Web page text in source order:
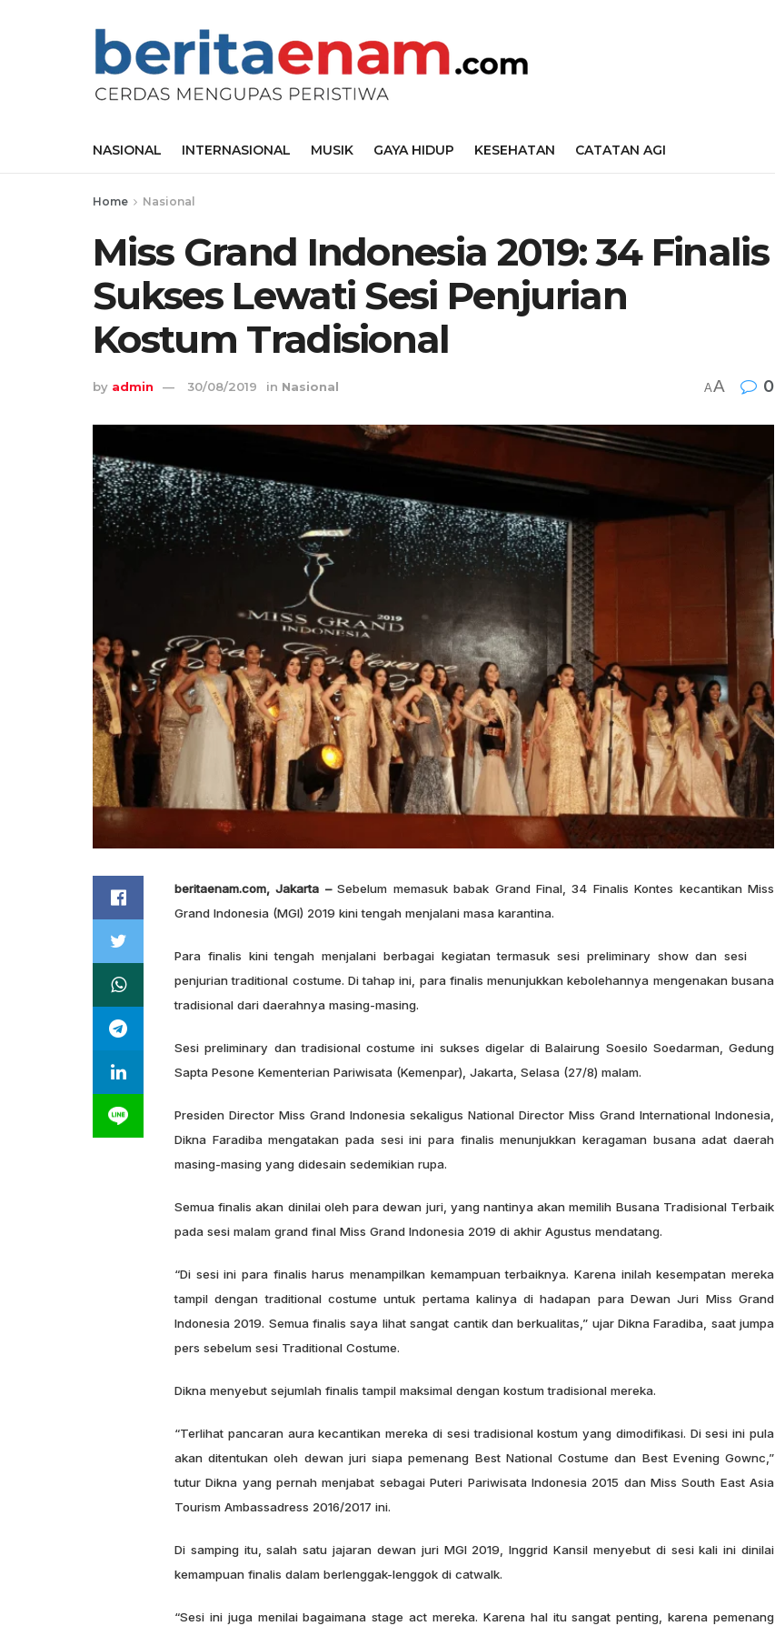
NASIONAL INTERNASIONAL MUSIK GAYA HIDUP KESEHATAN CATATAN AGI
Home Nasional
Miss Grand Indonesia 2019: 34 Finalis
Sukses Lewati Sesi Penjurian
Kostum Tradisional
by admin 30/08/2019 in Nasional AA 0
beritaenam.com, Jakarta –Sebelum memasuk babak Grand Final, 34 Finalis Kontes kecantikan Miss
Grand Indonesia (MGI) 2019 kini tengah menjalani masa karantina.
Para finalis kini tengah menjalani berbagai kegiatan termasuk sesi preliminary show dan sesi
penjurian traditional costume. Di tahap ini, para finalis menunjukkan kebolehannya mengenakan busana
tradisional dari daerahnya masing-masing.
Sesi preliminary dan tradisional costume ini sukses digelar di Balairung Soesilo Soedarman, Gedung
Sapta Pesone Kementerian Pariwisata (Kemenpar), Jakarta, Selasa (27/8) malam.
Presiden Director Miss Grand Indonesia sekaligus National Director Miss Grand International Indonesia,
Dikna Faradiba mengatakan pada sesi ini para finalis menunjukkan keragaman busana adat daerah
masing-masing yang didesain sedemikian rupa.
Semua finalis akan dinilai oleh para dewan juri, yang nantinya akan memilih Busana Tradisional Terbaik
pada sesi malam grand final Miss Grand Indonesia 2019 di akhir Agustus mendatang.
“Di sesi ini para finalis harus menampilkan kemampuan terbaiknya. Karena inilah kesempatan mereka
tampil dengan traditional costume untuk pertama kalinya di hadapan para Dewan Juri Miss Grand
Indonesia 2019. Semua finalis saya lihat sangat cantik dan berkualitas,” ujar Dikna Faradiba, saat jumpa
pers sebelum sesi Traditional Costume.
Dikna menyebut sejumlah finalis tampil maksimal dengan kostum tradisional mereka.
“Terlihat pancaran aura kecantikan mereka di sesi tradisional kostum yang dimodifikasi. Di sesi ini pula
akan ditentukan oleh dewan juri siapa pemenang Best National Costume dan Best Evening Gownc,”
tutur Dikna yang pernah menjabat sebagai Puteri Pariwisata Indonesia 2015 dan Miss South East Asia
Tourism Ambassadress 2016/2017 ini.
Di samping itu, salah satu jajaran dewan juri MGI 2019, Inggrid Kansil menyebut di sesi kali ini dinilai
kemampuan finalis dalam berlenggak-lenggok di catwalk.
“Sesi ini juga menilai bagaimana stage act mereka. Karena hal itu sangat penting, karena pemenang